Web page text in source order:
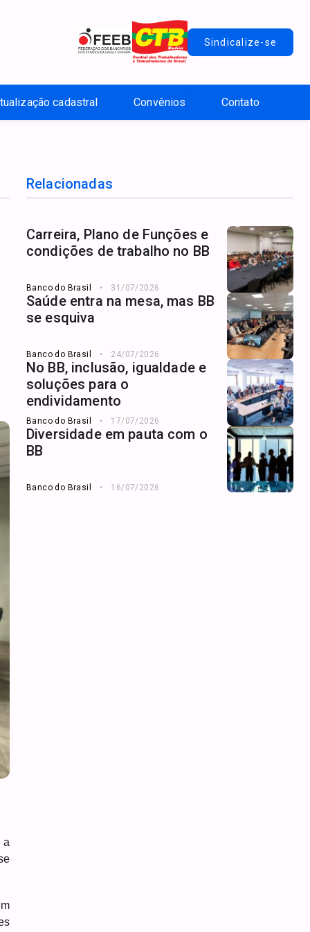
Sindicalize-se
cadastral Convênios Contato
a
Relacionadas
Carreira, Plano de Funções e
condições de trabalho no BB
Banco do Brasil 31/07/2026
Saúde entra na mesa, mas BB
se esquiva
Banco do Brasil 24/07/2026
No BB, inclusão, igualdade e
soluções para o
endividamento
Banco do Brasil 17/07/2026
Diversidade em pauta com o
BB
Banco do Brasil 16/07/2026